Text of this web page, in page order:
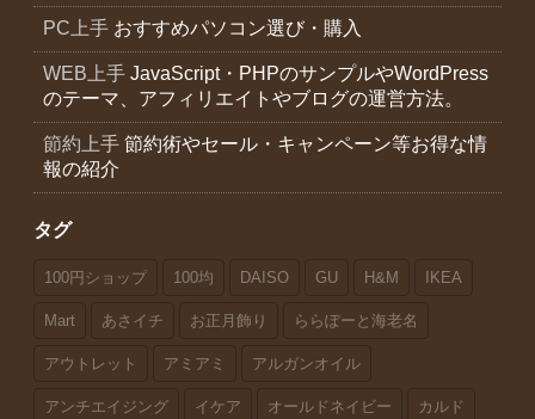
PC上手 おすすめパソコン選び・購入
WEB上手 JavaScript・PHPのサンプルやWordPress
のテーマ、アフィリエイトやブログの運営方法。
節約上手 節約術やセール・キャンペーン等お得な情
報の紹介
タグ
100円ショップ 100均 DAISO GU H&M IKEA
Mart あさイチ お正月飾り ららぽーと海老名
アウトレット アミアミ アルガンオイル
アンチエイジング イケア オールドネイビー カルド